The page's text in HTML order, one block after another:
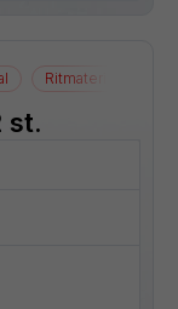
Ritmaterial
st.